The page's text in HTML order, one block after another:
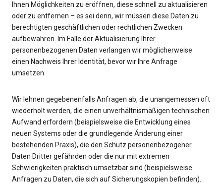
Ihnen Möglichkeiten zu eröffnen, diese schnell zu aktualisieren
oder zu entfernen – es sei denn, wir müssen diese Daten zu
berechtigten geschäftlichen oder rechtlichen Zwecken
aufbewahren. Im Falle der Aktualisierung Ihrer
personenbezogenen Daten verlangen wir möglicherweise
einen Nachweis Ihrer Identität, bevor wir Ihre Anfrage
umsetzen.
Wir lehnen gegebenenfalls Anfragen ab, die unangemessen oft
wiederholt werden, die einen unverhältnismäßigen technischen
Aufwand erfordern (beispielsweise die Entwicklung eines
neuen Systems oder die grundlegende Änderung einer
bestehenden Praxis), die den Schutz personenbezogener
Daten Dritter gefährden oder die nur mit extremen
Schwierigkeiten praktisch umsetzbar sind (beispielsweise
Anfragen zu Daten, die sich auf Sicherungskopien befinden).